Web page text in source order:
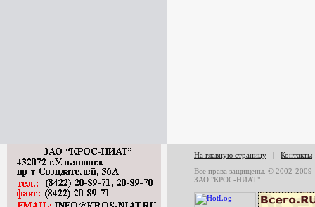
На главную страницу | Контакты
Все права защищены. © 2002-2009
ЗАО "КРОС-НИАТ"